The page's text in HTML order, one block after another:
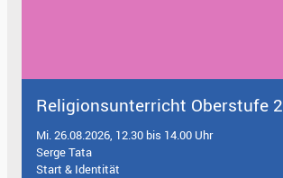
Religionsunterricht Oberstufe 2
Mi. 26.08.2026, 12.30 bis 14.00 Uhr
Serge Tata
Start & Identität